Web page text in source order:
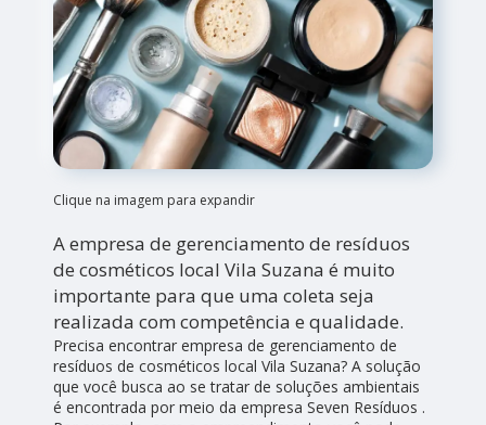
Clique na imagem para expandir
A empresa de gerenciamento de resíduos
de cosméticos local Vila Suzana é muito
importante para que uma coleta seja
realizada com competência e qualidade.
Precisa encontrar empresa de gerenciamento de
resíduos de cosméticos local Vila Suzana? A solução
que você busca ao se tratar de soluções ambientais
é encontrada por meio da empresa Seven Resíduos .